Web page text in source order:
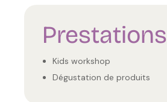
Prestations
Kids workshop
Dégustation de produits